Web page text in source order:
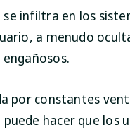
infiltra en los
a menudo
por constantes
hacer que los